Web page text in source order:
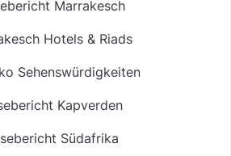
Marrakesch
Hotels & Riads
Sehenswürdigkeiten
Kapverden
Südafrika